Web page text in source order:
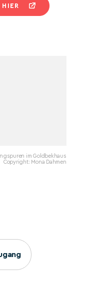
im Goldbekhaus
Copyright: Mona Dahmen